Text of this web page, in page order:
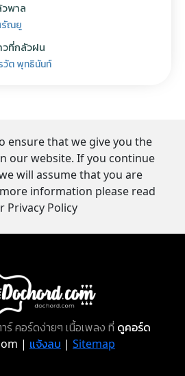
พาล
รัณยู
วที่กลัวฝน
วัต พุทธินันท์
ensure that we give you the
our website. If you continue
will assume that you are
information please read
Privacy Policy
คอร์ดง่ายๆ เนื้อเพลง ที่ ดูคอร์ด
| แจ้งลบ | Sitemap